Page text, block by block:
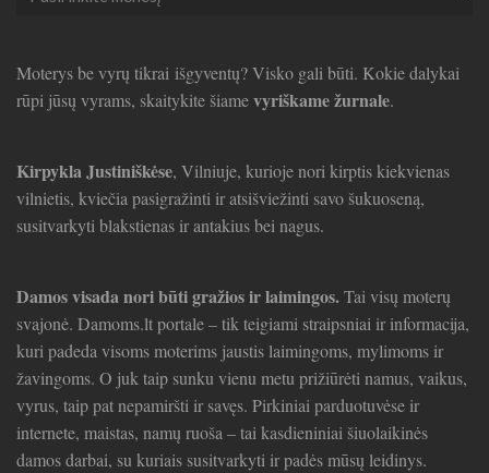
Moterys be vyrų tikrai išgyventų? Visko gali būti. Kokie dalykai
rūpi jūsų vyrams, skaitykite šiamevyriškame žurnale.
Kirpykla Justiniškėse, Vilniuje, kurioje nori kirptis kiekvienas
vilnietis, kviečia pasigražinti ir atsišviežinti savo šukuoseną,
susitvarkyti blakstienas ir antakius bei nagus.
Damos visada nori būti gražios ir laimingos.Tai visų moterų
svajonė. Damoms.lt portale – tik teigiami straipsniai ir informacija,
kuri padeda visoms moterims jaustis laimingoms, mylimoms ir
žavingoms. O juk taip sunku vienu metu prižiūrėti namus, vaikus,
vyrus, taip pat nepamiršti ir savęs. Pirkiniai parduotuvėse ir
internete, maistas, namų ruoša – tai kasdieniniai šiuolaikinės
damos darbai, su kuriais susitvarkyti ir padės mūsų leidinys.